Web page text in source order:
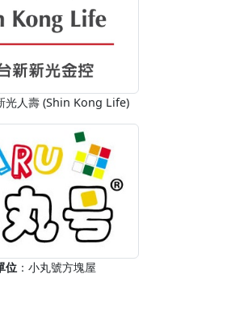
光人壽 (Shin Kong Life)
位：小丸號方塊屋